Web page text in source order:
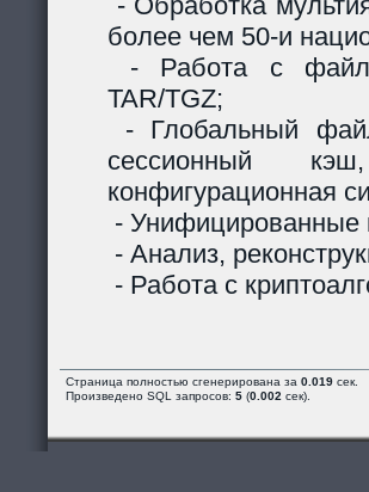
более чем 50-и
- Работа с
TAR/TGZ;
- Глобальный
сессионный
конфигурационная
- Унифицированные
- Анализ,
- Работа с
Страница полностью сгенерирована за 0.019 сек.
Произведено SQL запросов: 5 (0.002 сек).